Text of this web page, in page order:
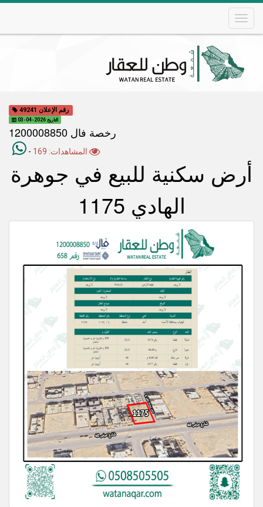
Skip
رقم الإعلان 49241
التاريخ 2026-04-03
رخصة فال 1200008850
-
أرض سكنية للبيع في جوهرة
الهادي 1175